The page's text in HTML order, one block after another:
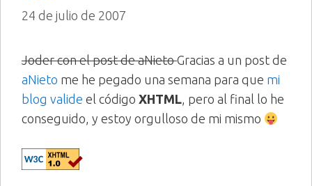
24 de julio de 2007
Joder con el post de aNietoGracias a un post de
aNieto me he pegado una semana para que mi
blog valide el código XHTML , pero al final lo he
conseguido, y estoy orgulloso de mi mismo